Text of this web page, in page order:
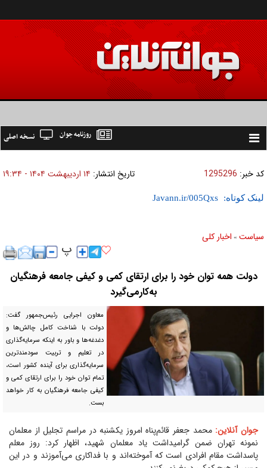
Toggle
نسخه اصلی روزنامه جوان
کد خبر: 1295296 تاریخ انتشار: ۱۴ ارديبهشت ۱۴۰۴ - ۱۹:۳۴
لینک کوتاه:
سیاست » اخبار کلی
دولت همه توان خود را برای ارتقای کمی و کیفی جامعه فرهنگیان
به‌کارمی‌گیرد
معاون اجرایی رئیس‌جمهور گفت:
دولت با شناخت کامل چالش‌ها و
دغدغه‌ها و باور به اینکه سرمایه‌گذاری
در تعلیم و تربیت سودمندترین
سرمایه‌گذاری برای آینده کشور است،
تمام توان خود را برای ارتقای کمی و
کیفی جامعه فرهنگیان به کار خواهد
بست.
جوان آنلاین: محمد جعفر قائم‌پناه امروز یکشنبه در مراسم تجلیل از معلمان
نمونه تهران ضمن گرامیداشت یاد معلمان شهید، اظهار کرد: روز معلم
پاسداشت مقام افرادی است که آموخته‌اند و با فداکاری می‌آموزند و در این